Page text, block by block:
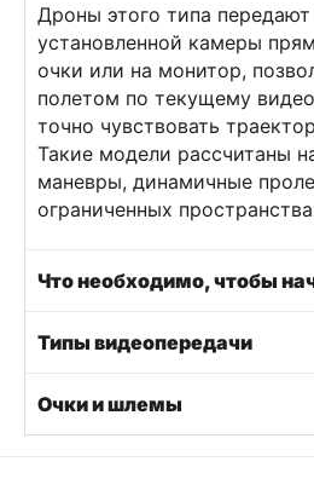
Дроны этого типа передают
установленной камеры
очки или на монитор,
полетом по текущему
точно чувствовать
Такие модели рассчитаны
маневры, динамичные
ограниченных
Что необходимо, чтобы
Типы видеопередачи
Очки и шлемы